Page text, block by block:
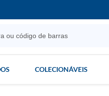
COLECIONÁVEIS